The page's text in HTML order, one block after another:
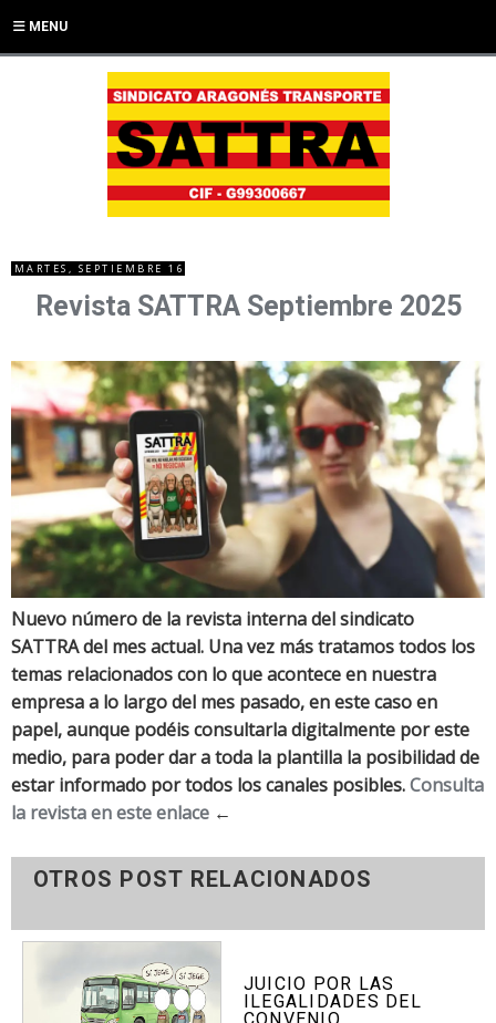
MENU
MARTES, SEPTIEMBRE 16
Revista SATTRA Septiembre 2025
Nuevo número de la revista interna del sindicato
SATTRA del mes actual. Una vez más tratamos todos los
temas relacionados con lo que acontece en nuestra
empresa a lo largo del mes pasado, en este caso en
papel, aunque podéis consultarla digitalmente por este
medio, para poder dar a toda la plantilla la posibilidad de
estar informado por todos los canales posibles.Consulta
la revista en este enlace ←
OTROS POST RELACIONADOS
JUICIO POR LAS
ILEGALIDADES DEL